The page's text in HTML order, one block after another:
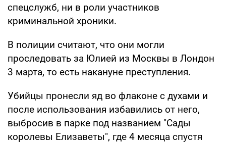
спецслужб, ни в роли участников
криминальной хроники.
В полиции считают, что они могли
проследовать за Юлией из Москвы в Лондон
3 марта, то есть накануне преступления.
Убийцы пронесли яд во флаконе с духами и
после использования избавились от него,
выбросив в парке под названием "Сады
королевы Елизаветы", где 4 месяца спустя